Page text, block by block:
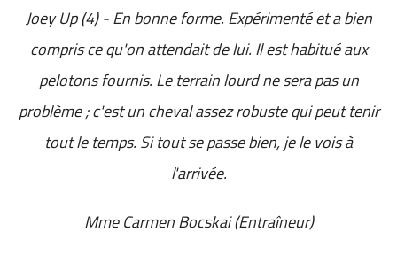
Joey Up (4) - En bonne forme. Expérimenté et a bien
compris ce qu'on attendait de lui. Il est habitué aux
pelotons fournis. Le terrain lourd ne sera pas un
problème ; c'est un cheval assez robuste qui peut tenir
tout le temps. Si tout se passe bien, je le vois à
l'arrivée.
Mme Carmen Bocskai (Entraîneur)